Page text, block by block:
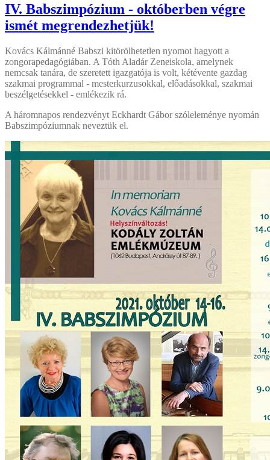
IV. Babszimpózium - októberben végre
ismét megrendezhetjük!
Kovács Kálmánné Babszi kitörölhetetlen nyomot hagyott a
zongorapedagógiában. A Tóth Aladár Zeneiskola, amelynek
nemcsak tanára, de szeretett igazgatója is volt, kétévente gazdag
szakmai programmal - mesterkurzusokkal, előadásokkal, szakmai
beszélgetésekkel - emlékezik rá.
A háromnapos rendezvényt Eckhardt Gábor szóleleménye nyomán
Babszimpóziumnak neveztük el.